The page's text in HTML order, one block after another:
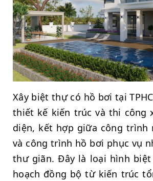
Xây biệt thự có hồ bơi tại
thiết kế kiến trúc và thi công
diện, kết hợp giữa công trình
và công trình hồ bơi phục vụ
thư giãn. Đây là loại hình
hoạch đồng bộ từ kiến trúc